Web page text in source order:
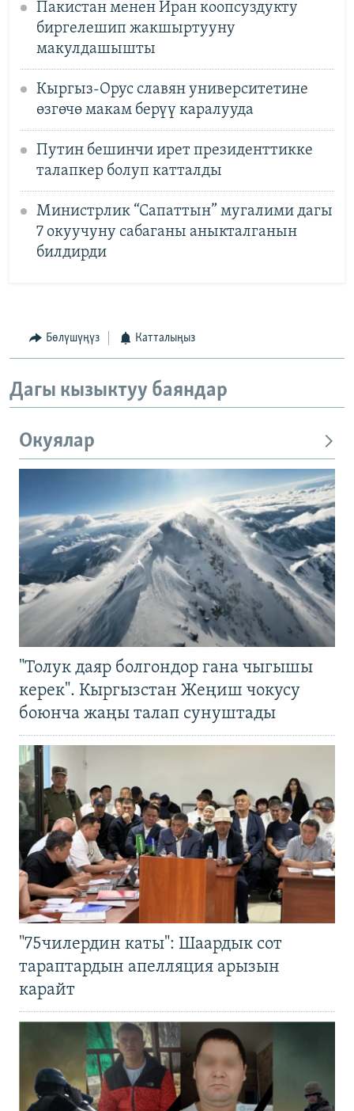
Пакистан менен Иран коопсуздукту
биргелешип жакшыртууну
макулдашышты
Кыргыз-Орус славян университетине
өзгөчө макам берүү каралууда
Путин бешинчи ирет президенттикке
талапкер болуп катталды
Министрлик “Сапаттын” мугалими дагы
7 окуучуну сабаганы аныкталганын
билдирди
Бөлүшүңүз Катталыңыз
Дагы кызыктуу баяндар
Окуялар
"Толук даяр болгондор гана чыгышы
керек". Кыргызстан Жеңиш чокусу
боюнча жаңы талап сунуштады
"75чилердин каты": Шаардык сот
тараптардын апелляция арызын
карайт